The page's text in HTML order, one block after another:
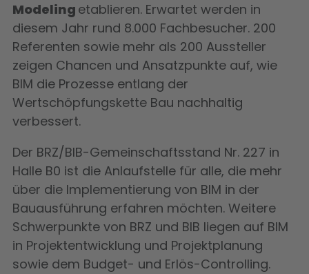
Modeling etablieren. Erwartet werden in
diesem Jahr rund 8.000 Fachbesucher. 200
Referenten sowie mehr als 200 Aussteller
zeigen Chancen und Ansatzpunkte auf, wie
BIM die Prozesse entlang der
Wertschöpfungskette Bau nachhaltig
verbessert.
Der BRZ/BIB-Gemeinschaftsstand Nr. 227 in
Halle B0 ist die Anlaufstelle für alle, die mehr
über die Implementierung von BIM in der
Bauausführung erfahren möchten. Weitere
Schwerpunkte von BRZ und BIB liegen auf BIM
in Projektentwicklung und Projektplanung
sowie dem Budget- und Erlös-Controlling.